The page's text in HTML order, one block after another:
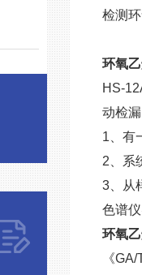
检测
环氧
HS-
动检
1、有
2、系
3、从
色谱
环氧
《